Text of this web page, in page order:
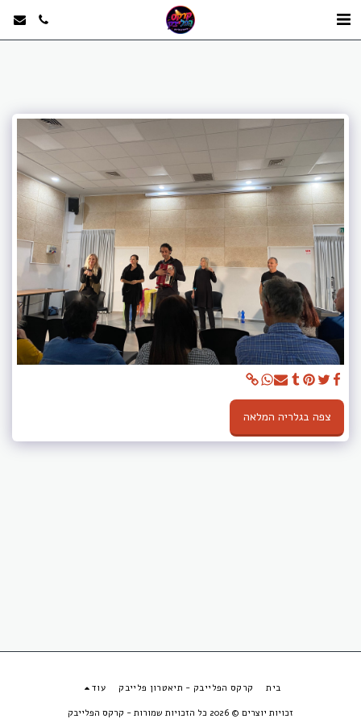
צפה בגלריה המלאה
בית קרקס הפלייבק - תיאטרון פלייבק עוד
זכויות יוצרים © 2026 כל הזכויות שמורות - קרקס הפלייבק